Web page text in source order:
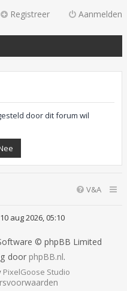
Aanmelden
Registreer
door dit forum wil
V&A
aug 2026, 05:10
© phpBB Limited
door phpBB.nl.
PixelGoose Studio